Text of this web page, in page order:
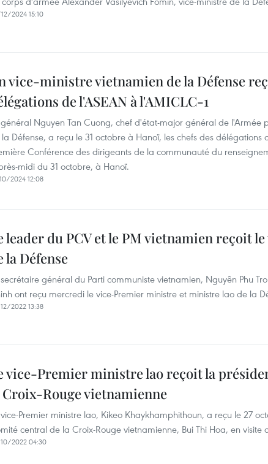
2024 15:10
vice-ministre vietnamien de la Défense
de l'ASEAN à l'AMICLC-1
Nguyen Tan Cuong, chef d'état-major général de l'Armée
Défense, a reçu le 31 octobre à Hanoï, les chefs des
Conférence des dirigeants de la communauté du
midi du 31 octobre, à Hanoï.
2024 12:08
leader du PCV et le PM vietnamien reçoit
la Défense
général du Parti communiste vietnamien, Nguyên Phu
ont reçu mercredi le vice-Premier ministre et ministre lao de la
2022 13:38
vice-Premier ministre lao reçoit la
Croix-Rouge vietnamienne
Premier ministre lao, Kikeo Khaykhamphithoun, a reçu le 27
central de la Croix-Rouge vietnamienne, Bui Thi Hoa, en visite
2022 04:30